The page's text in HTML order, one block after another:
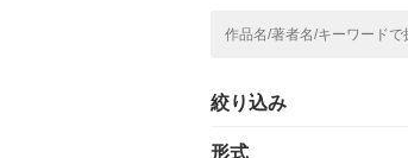
絞り込み
形式